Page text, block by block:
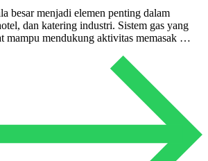
besar menjadi elemen penting dalam
dan katering industri. Sistem gas yang
mampu mendukung aktivitas memasak …